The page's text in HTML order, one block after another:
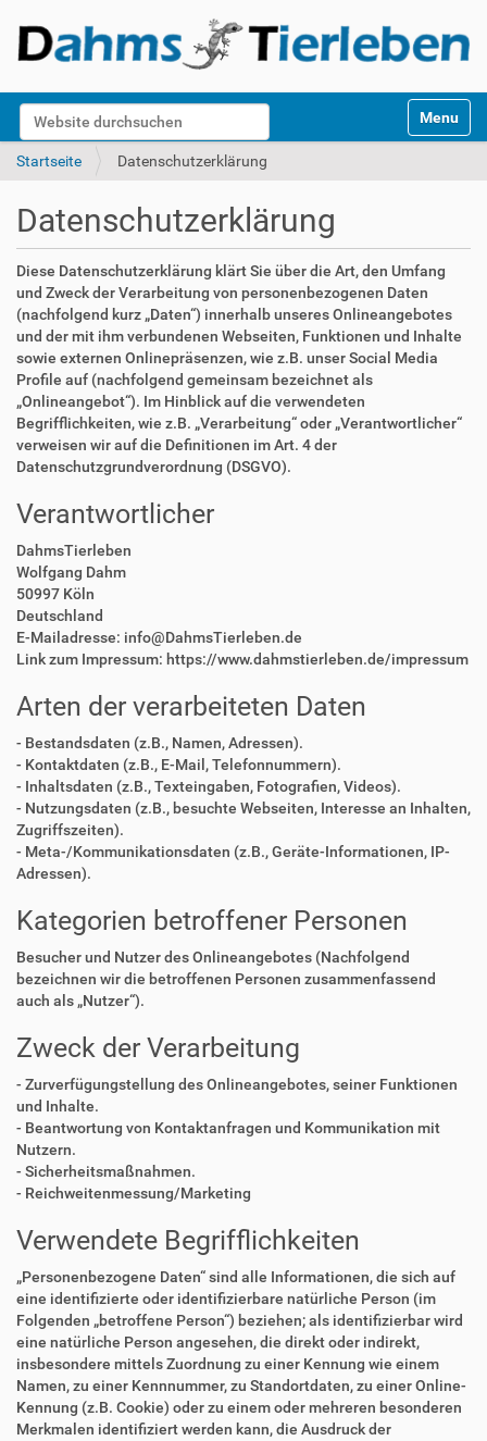
Website durchsuchen
k
Toggle
Startseite Datenschutzerklärung
Datenschutzerklärung
Diese Datenschutzerklärung klärt Sie über die Art, den Umfang
und Zweck der Verarbeitung von personenbezogenen Daten
(nachfolgend kurz „Daten“) innerhalb unseres Onlineangebotes
und der mit ihm verbundenen Webseiten, Funktionen und Inhalte
sowie externen Onlinepräsenzen, wie z.B. unser Social Media
Profile auf (nachfolgend gemeinsam bezeichnet als
„Onlineangebot“). Im Hinblick auf die verwendeten
Begrifflichkeiten, wie z.B. „Verarbeitung“ oder „Verantwortlicher“
verweisen wir auf die Definitionen im Art. 4 der
Datenschutzgrundverordnung (DSGVO).
Verantwortlicher
DahmsTierleben
Wolfgang Dahm
50997 Köln
Deutschland
E-Mailadresse: info@DahmsTierleben.de
Link zum Impressum: https://www.dahmstierleben.de/impressum
Arten der verarbeiteten Daten
- Bestandsdaten (z.B., Namen, Adressen).
- Kontaktdaten (z.B., E-Mail, Telefonnummern).
- Inhaltsdaten (z.B., Texteingaben, Fotografien, Videos).
- Nutzungsdaten (z.B., besuchte Webseiten, Interesse an Inhalten,
Zugriffszeiten).
- Meta-/Kommunikationsdaten (z.B., Geräte-Informationen, IP-
Adressen).
Kategorien betroffener Personen
Besucher und Nutzer des Onlineangebotes (Nachfolgend
bezeichnen wir die betroffenen Personen zusammenfassend
auch als „Nutzer“).
Zweck der Verarbeitung
- Zurverfügungstellung des Onlineangebotes, seiner Funktionen
und Inhalte.
- Beantwortung von Kontaktanfragen und Kommunikation mit
Nutzern.
- Sicherheitsmaßnahmen.
- Reichweitenmessung/Marketing
Verwendete Begrifflichkeiten
„Personenbezogene Daten“ sind alle Informationen, die sich auf
eine identifizierte oder identifizierbare natürliche Person (im
Folgenden „betroffene Person“) beziehen; als identifizierbar wird
eine natürliche Person angesehen, die direkt oder indirekt,
insbesondere mittels Zuordnung zu einer Kennung wie einem
Namen, zu einer Kennnummer, zu Standortdaten, zu einer Online-
Kennung (z.B. Cookie) oder zu einem oder mehreren besonderen
Merkmalen identifiziert werden kann, die Ausdruck der